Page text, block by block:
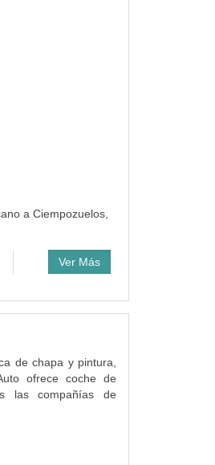
a Ciempozuelos,
Ver Más
de chapa y pintura,
ofrece coche de
las compañías de